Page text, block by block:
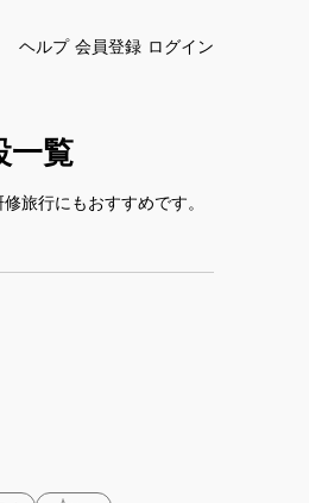
ヘルプ 会員登録 ログイン
一覧
旅行にもおすすめです。